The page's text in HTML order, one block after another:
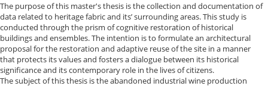
The purpose of this master's thesis is the collection and documentation of
data related to heritage fabric and its’ surrounding areas. This study is
conducted through the prism of cognitive restoration of historical
buildings and ensembles. The intention is to formulate an architectural
proposal for the restoration and adaptive reuse of the site in a manner
that protects its values and fosters a dialogue between its historical
significance and its contemporary role in the lives of citizens.
The subject of this thesis is the abandoned industrial wine production